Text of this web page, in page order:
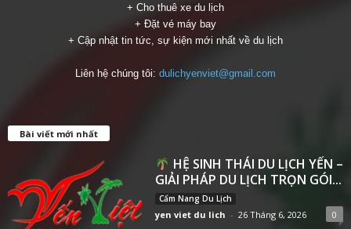
+ Cho thuê xe du lịch
+ Đặt vé máy bay
+ Cập nhật tin tức, sự kiện mới nhất về du lịch
Liên hệ chúng tôi: dulichyenviet@gmail.com
Bài viết mới nhất
HỆ SINH THÁI DU LỊCH YẾN –
GIẢI PHÁP DU LỊCH TRỌN GÓI...
Cẩm Nang Du Lịch
yen viet du lich - 26 Tháng 6, 2026 0